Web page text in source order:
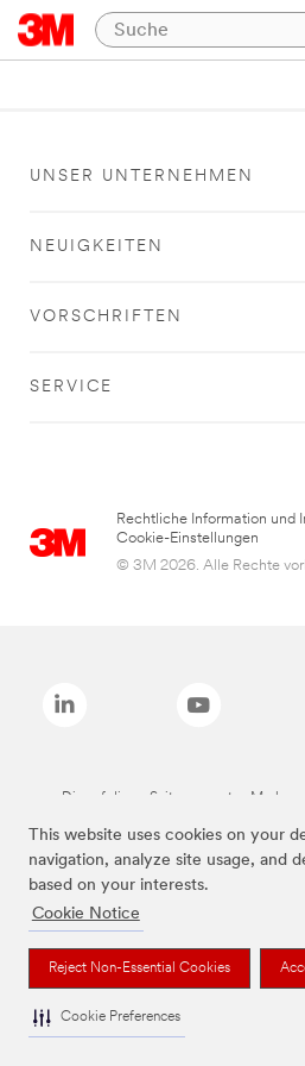
This website uses cookies on your
navigation, analyze site usage, and
based on your interests.
Cookie Notice
Reject Non-Essential Cookies
Cookie Preferences
UNSER UNTERNEHMEN
NEUIGKEITEN
VORSCHRIFTEN
SERVICE
Rechtliche Information und
Cookie-Einstellungen
© 3M 2026. Alle Rechte
Die auf dieser Seite genannten Marken